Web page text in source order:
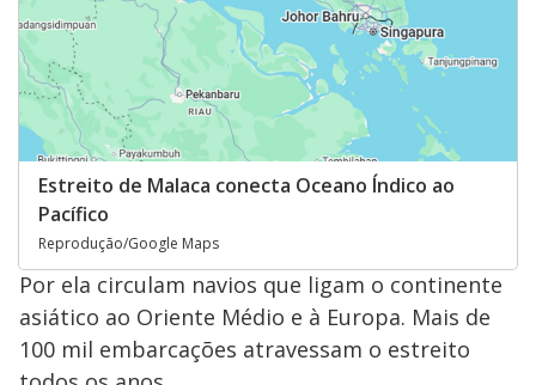
Estreito de Malaca conecta Oceano Índico ao
Pacífico
Reprodução/Google Maps
Por ela circulam navios que ligam o continente
asiático ao Oriente Médio e à Europa. Mais de
100 mil embarcações atravessam o estreito